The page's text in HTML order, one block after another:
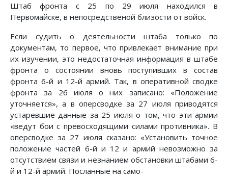
Штаб фронта с 25 по 29 июля находился в
Первомайске, в непосредственой близости от войск.
Если судить о деятельности штаба только по
документам, то первое, что привлекает внимание при
их изучении, это недостаточная информация в штабе
фронта о состоянии вновь поступивших в состав
фронта 6-й и 12-й армий. Так, в опера­тивной сводке
фронта за 26 июля о них записано: «Поло­жение
уточняется», а в оперсводке за 27 июля приводятся
устаревшие данные за 25 июля о том, что эти армии
«ведут бои с превосходящими силами противника». В
оперсводке за 27 июля сказано: «Установить точное
положение частей 6-й и 12 и армий невозможно за
отсутствием связи и незнанием обстановки штабами 6-
й и 12-й армий. Посланные на само-